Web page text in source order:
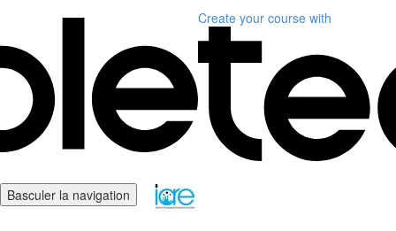
Create your course with
Basculer la navigation